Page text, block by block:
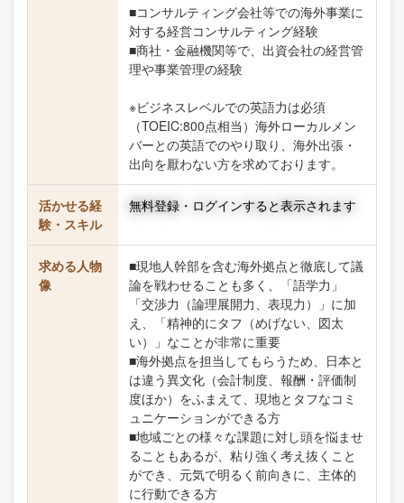
■コンサルティング会社等での海外事業に
対する経営コンサルティング経験
■商社・金融機関等で、出資会社の経営管
理や事業管理の経験
※ビジネスレベルでの英語力は必須
（TOEIC:800点相当）海外ローカルメン
バーとの英語でのやり取り、海外出張・
出向を厭わない方を求めております。
活かせる経
験・スキル
無料登録・ログインすると表示されます
求める人物
像
■現地人幹部を含む海外拠点と徹底して議
論を戦わせることも多く、「語学力」
「交渉力（論理展開力、表現力）」に加
え、「精神的にタフ（めげない、図太
い）」なことが非常に重要
■海外拠点を担当してもらうため、日本と
は違う異文化（会計制度、報酬・評価制
度ほか）をふまえて、現地とタフなコミ
ュニケーションができる方
■地域ごとの様々な課題に対し頭を悩ませ
ることもあるが、粘り強く考え抜くこと
ができ、元気で明るく前向きに、主体的
に行動できる方